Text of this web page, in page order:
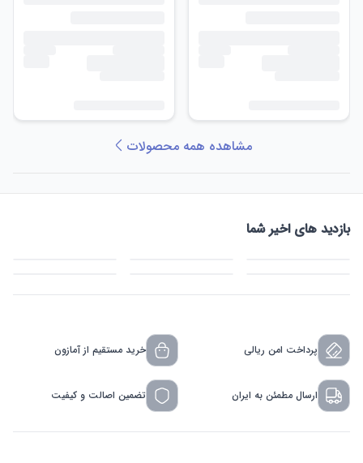
مشاهده همه محصولات
بازدید های اخیر شما
پرداخت امن ریالی خرید مستقیم از آمازون
ارسال مطمئن به ایران تضمین اصالت و کیفیت